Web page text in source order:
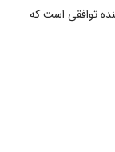
توافقی است که